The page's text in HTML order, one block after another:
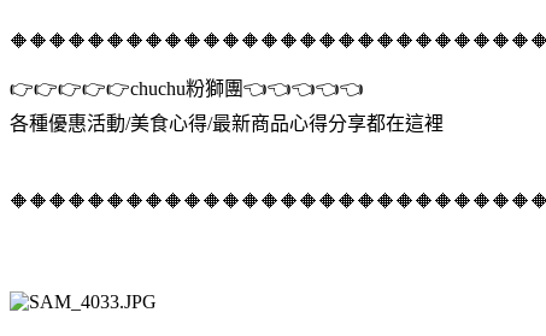
👉👉👉👉👉chuchu粉獅團👈👈👈👈👈
各種優惠活動/美食心得/最新商品心得分享都在這裡